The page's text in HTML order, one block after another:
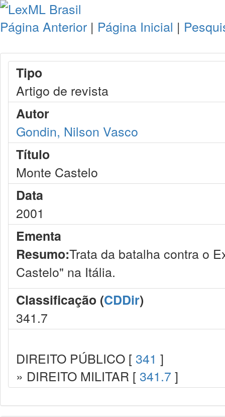
Página Anterior | Página Inicial |
Tipo
Artigo de revista
Autor
Gondin, Nilson Vasco
Título
Monte Castelo
Data
2001
Ementa
Resumo:Trata da batalha contra o
Castelo" na Itália.
Classificação (CDDir)
341.7
DIREITO PÚBLICO [ 341 ]
» DIREITO MILITAR [ 341.7 ]